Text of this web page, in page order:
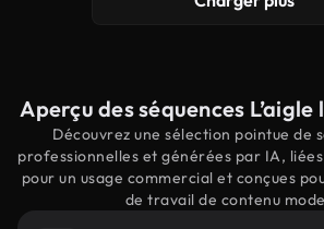
Aperçu des séquences
Découvrez une sélection pointue de
professionnelles et générées par IA, liées
pour un usage commercial et conçues
de travail de contenu